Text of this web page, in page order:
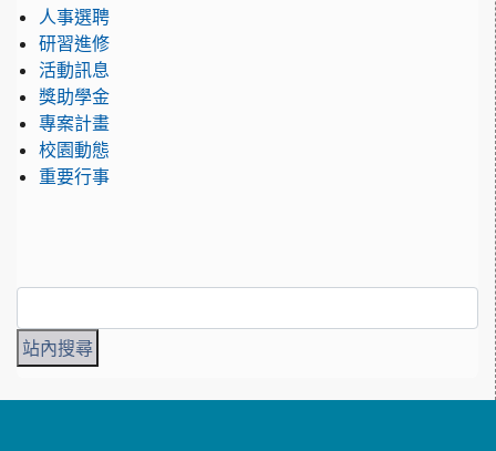
人事選聘
研習進修
活動訊息
獎助學金
專案計畫
校園動態
重要行事